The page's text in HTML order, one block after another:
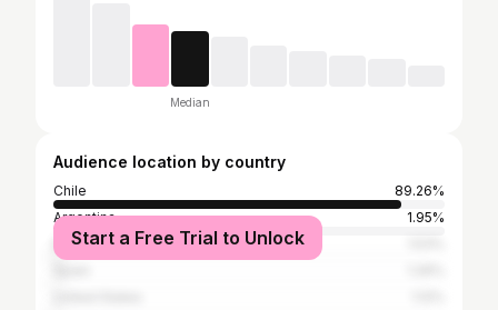
Median
Audience location by country
Chile
89.26%
Argentina
1.95%
Brazil
Start a Free Trial to Unlock